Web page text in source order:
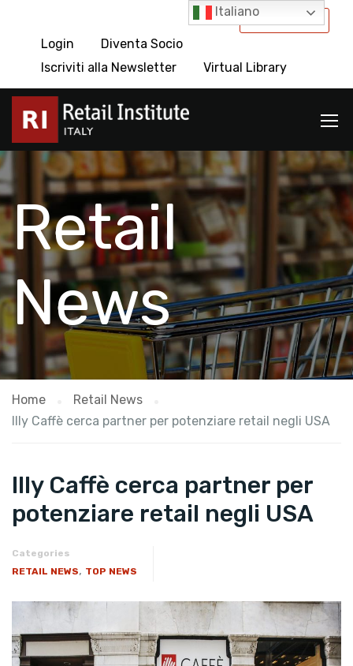
International
Login
Diventa Socio
Iscriviti alla Newsletter
Virtual Library
Retail
News
Home
Retail News
Illy Caffè cerca partner per potenziare retail negli USA
Illy Caffè cerca partner per
potenziare retail negli USA
Categories
RETAIL NEWS, TOP NEWS
Italiano